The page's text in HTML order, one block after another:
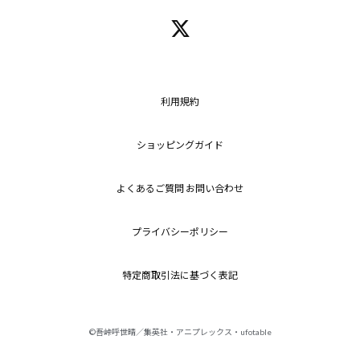
利用規約
ショッピングガイド
よくあるご質問 お問い合わせ
プライバシーポリシー
特定商取引法に基づく表記
©吾峠呼世晴／集英社・アニプレックス・ufotable